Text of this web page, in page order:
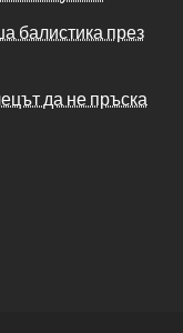
балистика през
да не пръска